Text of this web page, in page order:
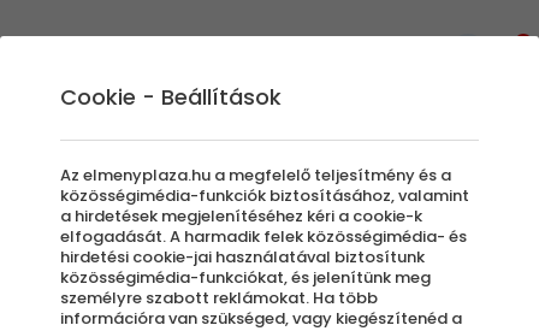
Beltéri Szabadulószoba
Szűrők beállítása
Cookie - Beállítások
Az elmenyplaza.hu a megfelelő teljesítmény és a
közösségimédia-funkciók biztosításához, valamint
a hirdetések megjelenítéséhez kéri a cookie-k
elfogadását. A harmadik felek közösségimédia- és
hirdetési cookie-jai használatával biztosítunk
közösségimédia-funkciókat, és jelenítünk meg
személyre szabott reklámokat. Ha több
információra van szükséged, vagy kiegészítenéd a